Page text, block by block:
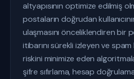
altyapısının optimize edilmiş
postaların doğrudan
ulaşmasını önceliklendiren bir
itibarını sürekli izleyen ve
riskini minimize eden
şifre sıfırlama, hesap